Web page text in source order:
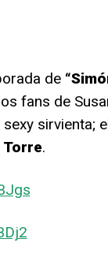
de
fans de
sirvienta;
Torre.